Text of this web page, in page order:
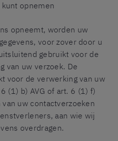
opnemen
opneemt, worden uw
voor zover door u
gebruikt voor de
van uw verzoek. De
voor de verwerking van uw
(1) b) AVG of art. 6 (1) f)
uw contactverzoeken
aan wie wij
overdragen.